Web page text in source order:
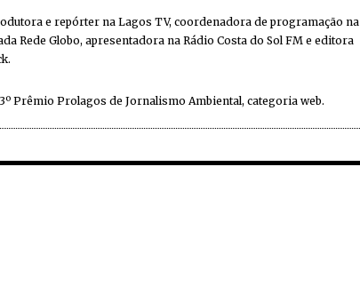
e repórter na Lagos TV, coordenadora de programação na
Rede Globo, apresentadora na Rádio Costa do Sol FM e editora
Prêmio Prolagos de Jornalismo Ambiental, categoria web.